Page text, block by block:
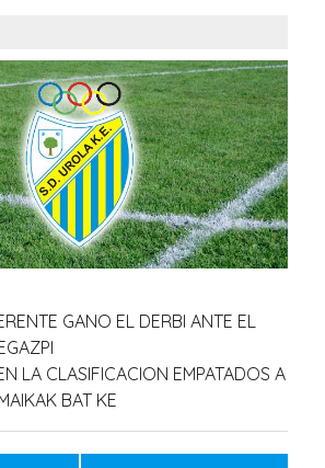
GANO EL DERBI ANTE EL
LA CLASIFICACION EMPATADOS A
BAT KE